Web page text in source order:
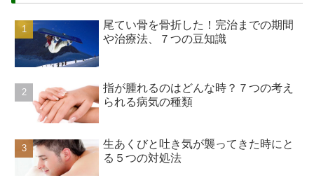
尾てい骨を骨折した！完治までの期間
や治療法、７つの豆知識
指が腫れるのはどんな時？７つの考え
られる病気の種類
生あくびと吐き気が襲ってきた時にと
る５つの対処法